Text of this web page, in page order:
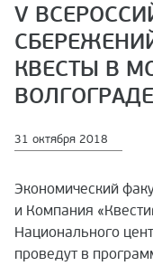
V
КВЕСТЫ В
31 октября 2018
Экономический
и Компания
Национального
проведут в